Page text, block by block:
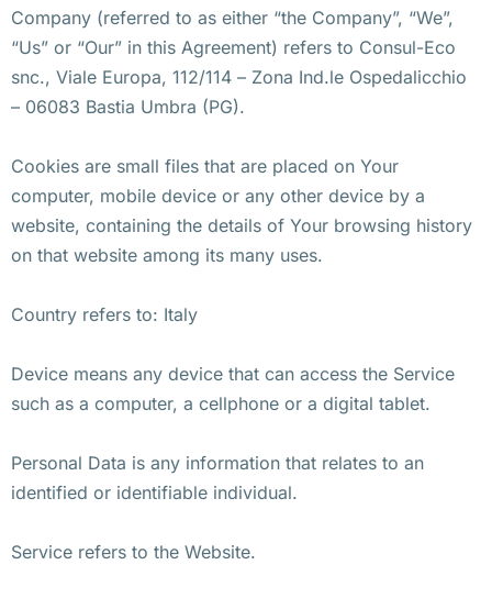
Company (referred to as either “the Company”, “We”,
“Us” or “Our” in this Agreement) refers to Consul-Eco
snc., Viale Europa, 112/114 – Zona Ind.le Ospedalicchio
– 06083 Bastia Umbra (PG).
Cookies are small files that are placed on Your
computer, mobile device or any other device by a
website, containing the details of Your browsing history
on that website among its many uses.
Country refers to: Italy
Device means any device that can access the Service
such as a computer, a cellphone or a digital tablet.
Personal Data is any information that relates to an
identified or identifiable individual.
Service refers to the Website.